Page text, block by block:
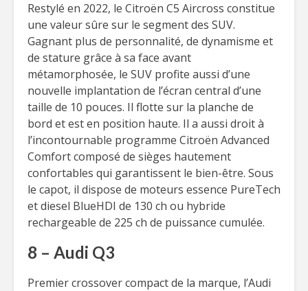
Restylé en 2022, le Citroën C5 Aircross constitue
une valeur sûre sur le segment des SUV.
Gagnant plus de personnalité, de dynamisme et
de stature grâce à sa face avant
métamorphosée, le SUV profite aussi d’une
nouvelle implantation de l’écran central d’une
taille de 10 pouces. Il flotte sur la planche de
bord et est en position haute. Il a aussi droit à
l’incontournable programme Citroën Advanced
Comfort composé de sièges hautement
confortables qui garantissent le bien-être. Sous
le capot, il dispose de moteurs essence PureTech
et diesel BlueHDI de 130 ch ou hybride
rechargeable de 225 ch de puissance cumulée.
8 – Audi Q3
Premier crossover compact de la marque, l’Audi